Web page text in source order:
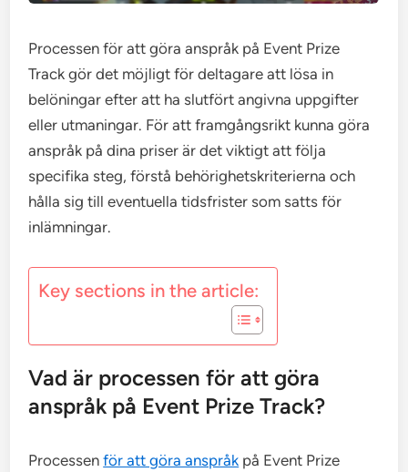
Processen för att göra anspråk på Event Prize
Track gör det möjligt för deltagare att lösa in
belöningar efter att ha slutfört angivna uppgifter
eller utmaningar. För att framgångsrikt kunna göra
anspråk på dina priser är det viktigt att följa
specifika steg, förstå behörighetskriterierna och
hålla sig till eventuella tidsfrister som satts för
inlämningar.
Key sections in the article:
Vad är processen för att göra
anspråk på Event Prize Track?
Processenför att göra anspråk på Event Prize